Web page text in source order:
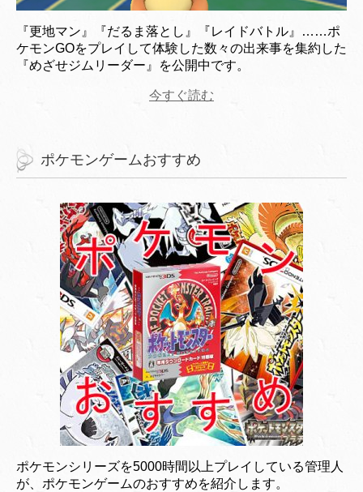
『更地マン』『だるま落とし』『レイドバトル』……ポ
ケモンGOをプレイして体験した数々の出来事を集約した
『めざせジムリーダー』を公開中です。
今すぐ読む
ポケモンゲームおすすめ
ポケモンシリーズを5000時間以上プレイしている管理人
が、ポケモンゲームのおすすめを紹介します。